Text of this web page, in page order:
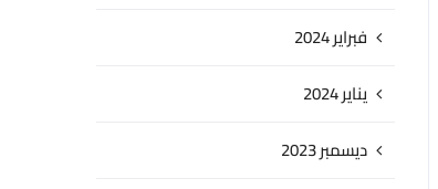
فبراير 2024
يناير 2024
ديسمبر 2023